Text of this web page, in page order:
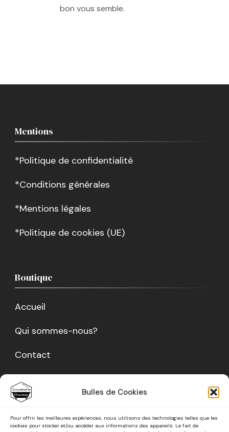
Bulles de Cookies
Pour offrir les meilleures expériences, nous utilisons des technologies telles que les
cookies pour stocker et/ou accéder aux informations des appareils. Le fait de
bon vous semble.
Mentions
*Politique de confidentialité
*Conditions générales
*Mentions légales
*Politique de cookies (UE)
Boutique
Accueil
Qui sommes-nous?
Contact
Nos ateliers
Boutique